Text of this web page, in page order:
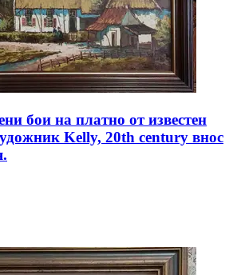
бои на платно от известен
Kelly, 20th century внос